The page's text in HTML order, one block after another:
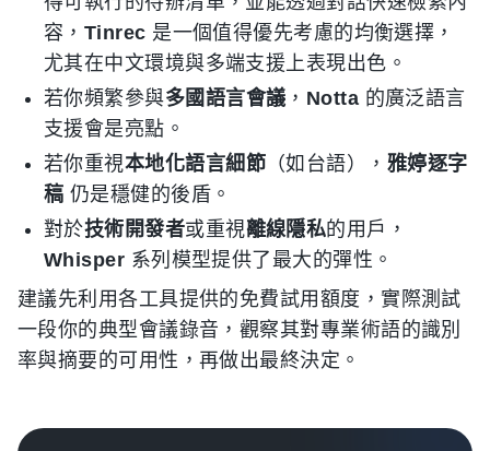
容， Tinrec 是一個值得優先考慮的均衡選擇，
尤其在中文環境與多端支援上表現出色。
若你頻繁參與多國語言會議 ， Notta 的廣泛語言
支援會是亮點。
若你重視本地化語言細節（如台語）， 雅婷逐字
稿 仍是穩健的後盾。
對於技術開發者或重視離線隱私的用戶，
Whisper 系列模型提供了最大的彈性。
建議先利用各工具提供的免費試用額度，實際測試
一段你的典型會議錄音，觀察其對專業術語的識別
率與摘要的可用性，再做出最終決定。